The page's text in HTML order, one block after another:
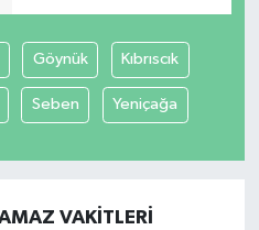
Göynük Kıbrıscık
Seben Yeniçağa
VAKITLERI